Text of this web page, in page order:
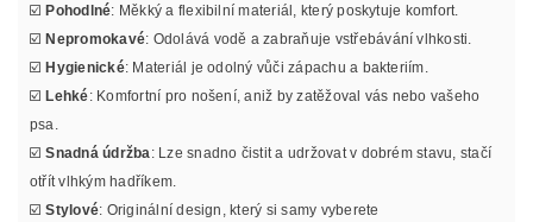
☑️Pohodlné: Měkký a flexibilní materiál, který poskytuje komfort.
☑️Nepromokavé: Odolává vodě a zabraňuje vstřebávání vlhkosti.
☑️Hygienické: Materiál je odolný vůči zápachu a bakteriím.
☑️Lehké: Komfortní pro nošení, aniž by zatěžoval vás nebo vašeho
psa.
☑️Snadná údržba : Lze snadno čistit a udržovat v dobrém stavu, stačí
otřít vlhkým hadříkem.
☑️Stylové: Originální design, který si samy vyberete